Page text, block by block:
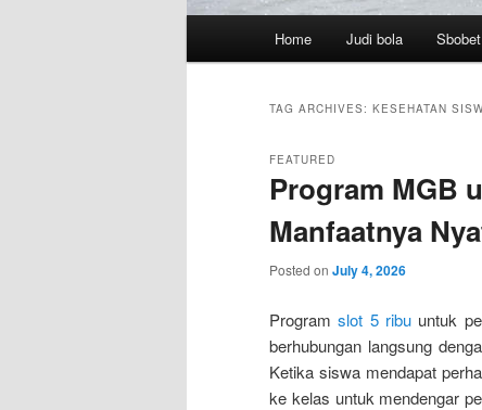
Home Judi bola Sbobet
TAG ARCHIVES: KESEHATAN
Program MGB
Manfaatnya
FEATURED
Posted on July 4, 2026
Programslot 5 ribu untuk
berhubungan langsung
Ketika siswa mendapat
ke kelas untuk mendengar